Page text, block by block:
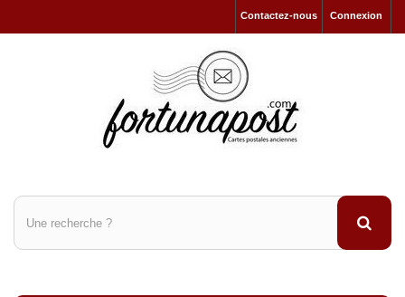
Connexion
Contactez-nous